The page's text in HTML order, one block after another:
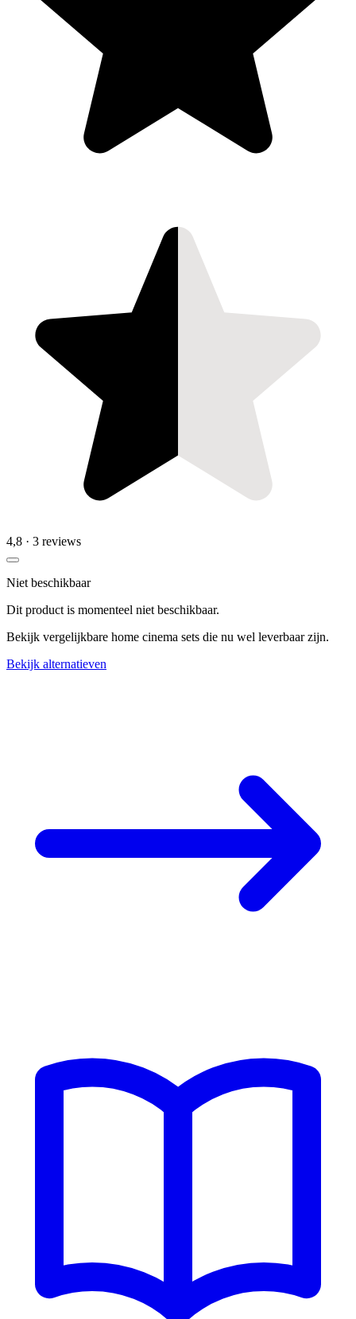
4,8 · 3 reviews
Niet beschikbaar
Dit product is momenteel niet beschikbaar.
Bekijk vergelijkbare home cinema sets die nu wel leverbaar zijn.
Bekijk alternatieven